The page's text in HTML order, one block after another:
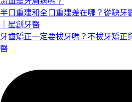
半口重建和全口重建差在哪？從缺牙
｜星創牙醫
牙齒矯正一定要拔牙嗎？不拔牙矯正
醫